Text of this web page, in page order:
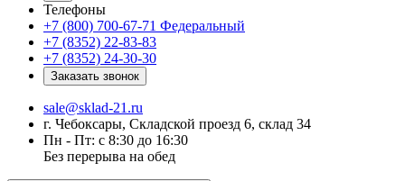
Телефоны
+7 (800) 700-67-71 Федеральный
+7 (8352) 22-83-83
+7 (8352) 24-30-30
Заказать звонок
sale@sklad-21.ru
г. Чебоксары, Складской проезд 6, склад 34
Пн - Пт: с 8:30 до 16:30
Без перерыва на обед